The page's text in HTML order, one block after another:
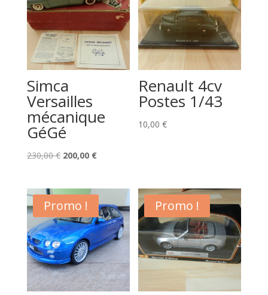
Simca
Versailles
mécanique
GéGé
230,00€ Le
initial
était :
230,00 €.
200,00 €Le
actuel
est :
200,00 €.
Renault 4cv
Postes 1/43
10,00€
Promo ! Promo !